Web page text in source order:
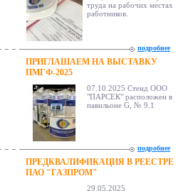
труда на рабочих местах
работников.
подробнее
ПРИГЛАШАЕМ НА ВЫСТАВКУ
ПМГФ-2025
07.10.2025 Стенд ООО
"ПАРСЕК" расположен в
павильоне G, № 9.1
подробнее
ПРЕДКВАЛИФИКАЦИЯ В РЕЕСТРЕ
ПАО "ГАЗПРОМ"
29.05.2025